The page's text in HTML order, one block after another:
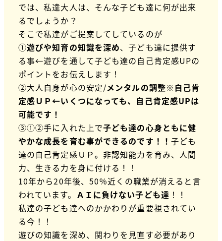
では、私達大人は、そんな子ども達に何が出来
るでしょうか？
そこで私達がご提案してしているのが
①遊びや知育の知識を深め、子ども達に提供す
る事←遊びを通して子ども達の自己肯定感UPの
ポイントをお伝えします！
②大人自身が心の安定/メンタルの調整※自己肯
定感ＵＰ←いくつになっても、自己肯定感UPは
可能です！
③①②手に入れた上で子ども達の心身ともに健
やかな成長を育む事ができるのです！！ 子ども
達の自己肯定感ＵＰ。非認知能力を育み、人間
力、生きる力を身に付ける！！
10年から20年後、50％近くの職業が消えると言
われています。 ＡＩに負けない子ども達 ！！
私達の子ども達へのかかわりが重要視されてい
る今！！
遊びの知識を深め、関わりを見直す必要があり